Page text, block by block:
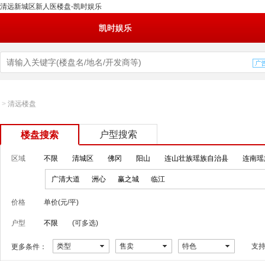
清远新城区新人医楼盘-凯时娱乐
凯时娱乐
> 清远楼盘
楼盘搜索 户型搜索
区域 不限 清城区 佛冈 阳山 连山壮族瑶族自治县 连南
广清大道 洲心 赢之城 临江
价格 单价(元/平)
户型 不限 (可多选)
更多条件： 类型 售卖 特色 支